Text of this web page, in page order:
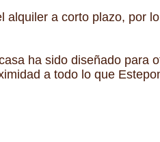
alquiler a corto plazo, por
ha sido diseñado para
a todo lo que